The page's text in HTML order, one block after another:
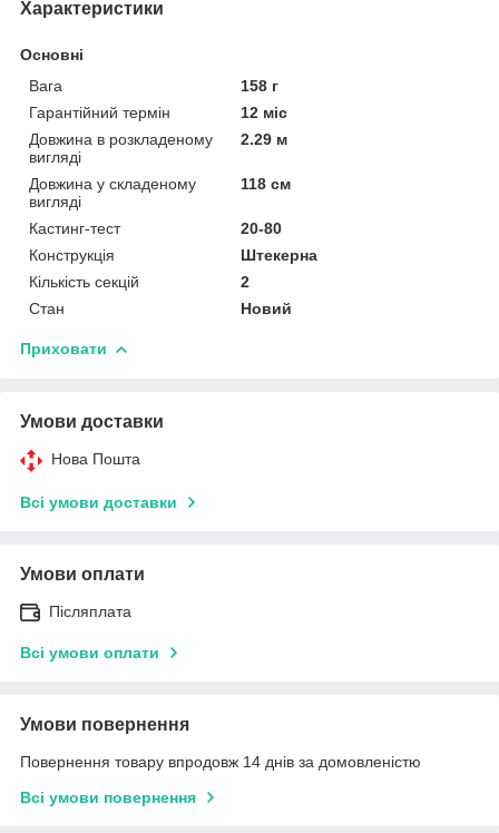
Характеристики
Основні
Вага
158 г
Гарантійний термін
12 міс
Довжина в розкладеному
вигляді
2.29 м
Довжина у складеному
вигляді
118 см
Кастинг-тест
20-80
Конструкція
Штекерна
Кількість секцій
2
Стан
Новий
Приховати
Умови доставки
Нова Пошта
Всі умови доставки
Умови оплати
Післяплата
Всі умови оплати
Умови повернення
Повернення товару впродовж 14 днів за домовленістю
Всі умови повернення